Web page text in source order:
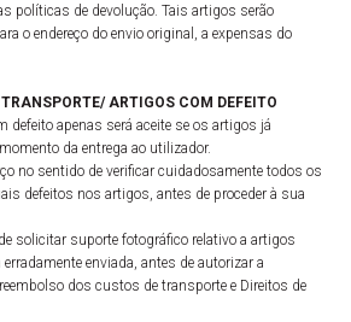
políticas de devolução. Tais artigos serão
o endereço do envio original, a expensas do
ARTIGOS COM DEFEITO
defeito apenas será aceite se os artigos já
da entrega ao utilizador.
no sentido de verificar cuidadosamente todos os
defeitos nos artigos, antes de proceder à sua
solicitar suporte fotográfico relativo a artigos
enviada, antes de autorizar a
dos custos de transporte e Direitos de